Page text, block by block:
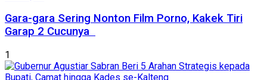
Gara-gara Sering Nonton Film Porno, Kakek Tiri
Garap 2 Cucunya
1